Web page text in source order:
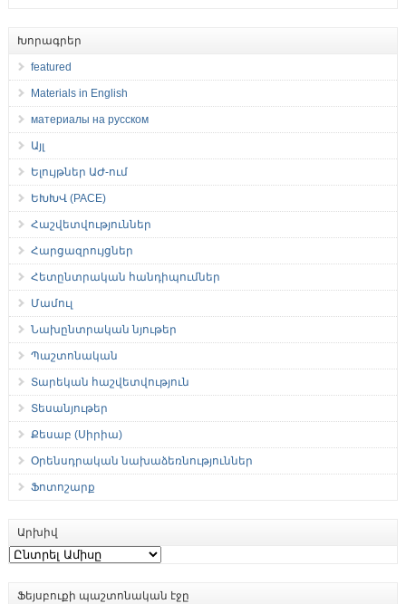
Խորագրեր
featured
Materials in English
материалы на русском
Այլ
Ելույթներ ԱԺ-ում
ԵԽԽՎ (PACE)
Հաշվետվություններ
Հարցազրույցներ
Հետընտրական հանդիպումներ
Մամուլ
Նախընտրական նյութեր
Պաշտոնական
Տարեկան հաշվետվություն
Տեսանյութեր
Քեսաբ (Սիրիա)
Օրենսդրական նախաձեռնություններ
Ֆոտոշարք
Արխիվ
Արխիվ
Ֆեյսբուքի պաշտոնական էջը